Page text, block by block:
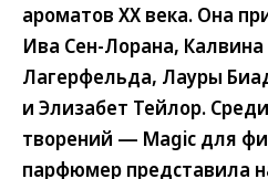
ароматов XX века. Она
Ива Сен-Лорана,
Лагерфельда, Лауры
и Элизабет Тейлор.
творений — Magic для
парфюмер представила